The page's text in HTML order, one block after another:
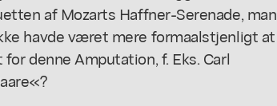
af Mozarts Haffner-Serenade, man
havde været mere formaalstjenligt at
denne Amputation, f. Eks. Carl